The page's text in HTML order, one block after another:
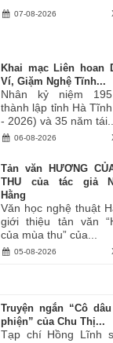
07-08-2026
Khai mạc Liên hoan
Ví, Giặm Nghệ Tĩnh...
Nhân kỷ niệm
thành lập tỉnh Hà
- 2026) và 35 năm
06-08-2026
Tản văn HƯƠNG
THU của tác giả
Hằng
Văn học nghệ thuật
giới thiệu tản văn
của mùa thu” của...
05-08-2026
Truyện ngắn “Cô
phiện” của Chu Thị...
Tạp chí Hồng Lĩnh